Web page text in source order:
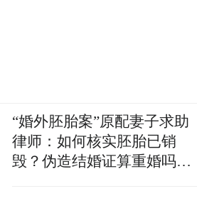
“婚外胚胎案”原配妻子求助
律师：如何核实胚胎已销
毁？伪造结婚证算重婚吗？